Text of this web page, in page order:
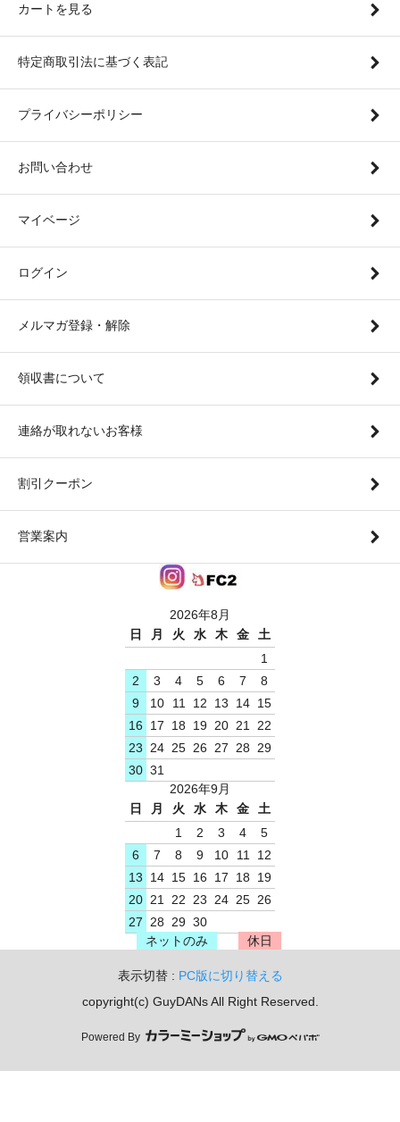
カートを見る
特定商取引法に基づく表記
プライバシーポリシー
お問い合わせ
マイベージ
ログイン
メルマガ登録・解除
領収書について
連絡が取れないお客様
割引クーポン
営業案内
2026年8月
日
月 火 水 木 金
土
1
2
3 4 5 6 7
8
9
10 11 12 13 14 15
16
17 18 19 20 21
22
23
24 25 26 27 28
29
30 31
2026年9月
日
月 火 水 木 金
土
1
2 3 4
5
6
7 8 9 10 11
12
13
14 15 16 17 18
19
20 21 22 23 24 25 26
27
28 29 30
ネットのみ
休日
表示切替 : PC版に切り替える
copyright(c) GuyDANs All Right Reserved.
Powered By